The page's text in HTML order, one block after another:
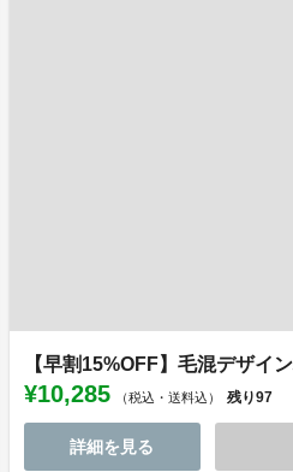
【早割15%OFF】毛混デザイ
¥10,285 （税込・送料込） 残り97
詳細を見る